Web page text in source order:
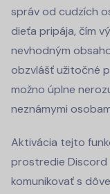
správ od cudzích
dieťa pripája, čím
nevhodným
obzvlášť užitočné
možno úplne
neznámymi
Aktivácia tejto
prostredie Discord
komunikovať s